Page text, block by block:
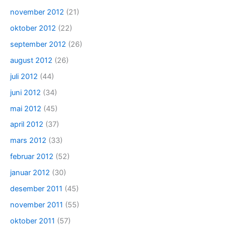
november 2012 (21)
oktober 2012 (22)
september 2012 (26)
august 2012 (26)
juli 2012 (44)
juni 2012 (34)
mai 2012 (45)
april 2012 (37)
mars 2012 (33)
februar 2012 (52)
januar 2012 (30)
desember 2011 (45)
november 2011 (55)
oktober 2011 (57)